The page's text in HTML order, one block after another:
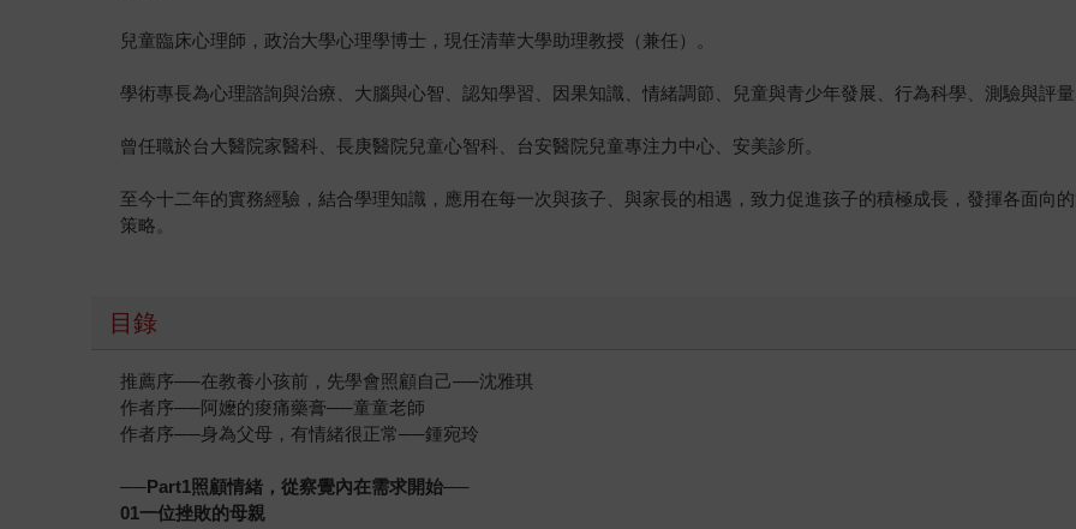
兒童臨床心理師，政治大學心理學博士，現任清華大學助理教授（兼任）。
學術專長為心理諮詢與治療、大腦與心智、認知學習、因果知識、情緒調節、兒童與青少年發展、行為科學、測驗與評
曾任職於台大醫院家醫科、長庚醫院兒童心智科、台安醫院兒童專注力中心、安美診所。
至今十二年的實務經驗，結合學理知識，應用在每一次與孩子、與家長的相遇，致力促進孩子的積極成長，發揮各面向
策略。
目錄
推薦序──在教養小孩前，先學會照顧自己──沈雅琪
作者序──阿嬤的痠痛藥膏──童童老師
作者序──身為父母，有情緒很正常──鍾宛玲
──Part1照顧情緒，從察覺內在需求開始──
01一位挫敗的母親